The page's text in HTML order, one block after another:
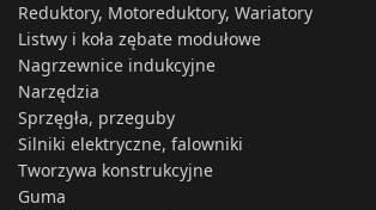
Reduktory, Motoreduktory, Wariatory
Listwy i koła zębate modułowe
Nagrzewnice indukcyjne
Narzędzia
Sprzęgła, przeguby
Silniki elektryczne, falowniki
Tworzywa konstrukcyjne
Guma